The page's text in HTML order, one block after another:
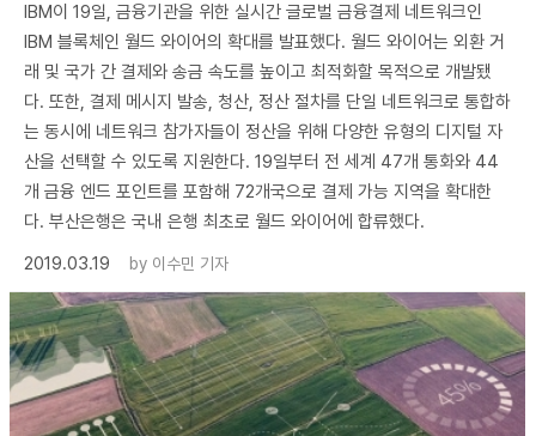
IBM이 19일, 금융기관을 위한 실시간 글로벌 금융결제 네트워크인
IBM 블록체인 월드 와이어의 확대를 발표했다. 월드 와이어는 외환 거
래 및 국가 간 결제와 송금 속도를 높이고 최적화할 목적으로 개발됐
다. 또한, 결제 메시지 발송, 청산, 정산 절차를 단일 네트워크로 통합하
는 동시에 네트워크 참가자들이 정산을 위해 다양한 유형의 디지털 자
산을 선택할 수 있도록 지원한다. 19일부터 전 세계 47개 통화와 44
개 금융 엔드 포인트를 포함해 72개국으로 결제 가능 지역을 확대한
다. 부산은행은 국내 은행 최초로 월드 와이어에 합류했다.
2019.03.19
by 이수민 기자